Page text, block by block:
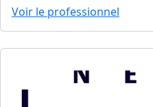
Voir le professionnel